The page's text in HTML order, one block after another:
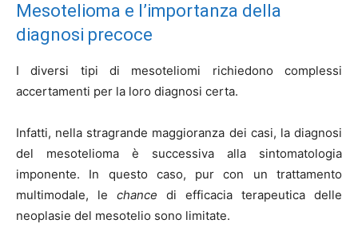
Mesotelioma e l’importanza della
diagnosi precoce
I diversi tipi di mesoteliomi richiedono complessi
accertamenti per la loro diagnosi certa.
Infatti, nella stragrande maggioranza dei casi, la diagnosi
del mesotelioma è successiva alla sintomatologia
imponente. In questo caso, pur con un trattamento
multimodale, le chance di efficacia terapeutica delle
neoplasie del mesotelio sono limitate.